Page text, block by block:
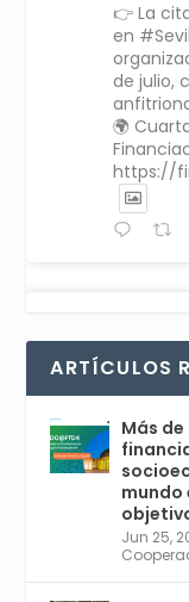
👉 La
en
de julio,
🌍
https://
r
con el
6,
de
4
1
ARTÍCULOS
Más
mundo
Jun 25,